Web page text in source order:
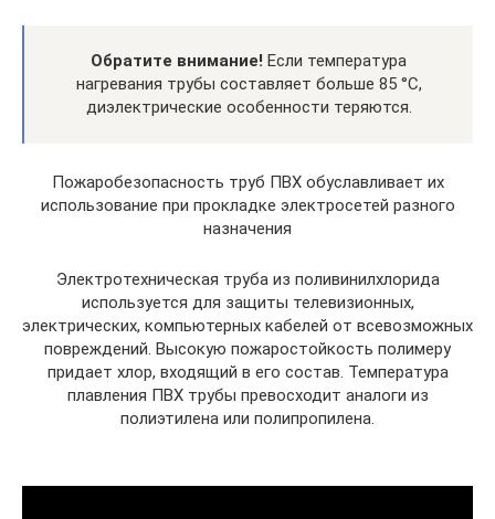
Обратите внимание! Если температура
нагревания трубы составляет больше 85 °С,
диэлектрические особенности теряются.
Пожаробезопасность труб ПВХ обуславливает их
использование при прокладке электросетей разного
назначения
Электротехническая труба из поливинилхлорида
используется для защиты телевизионных,
электрических, компьютерных кабелей от всевозможных
повреждений. Высокую пожаростойкость полимеру
придает хлор, входящий в его состав. Температура
плавления ПВХ трубы превосходит аналоги из
полиэтилена или полипропилена.